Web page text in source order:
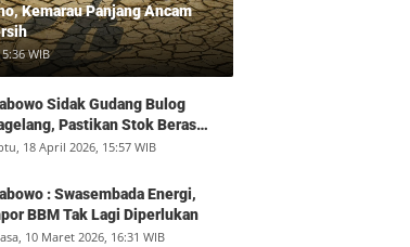
Kemarau Panjang Ancam
WIB
Sidak Gudang Bulog
Pastikan Stok Beras
dan Distribusi Lancar
18 April 2026, 15:57 WIB
: Swasembada Energi,
BBM Tak Lagi Diperlukan
10 Maret 2026, 16:31 WIB